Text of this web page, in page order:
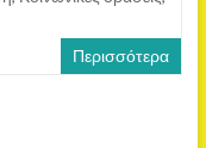
Περισσότερα